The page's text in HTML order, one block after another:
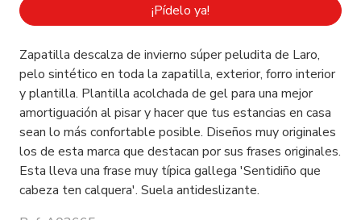
¡Pídelo ya!
Zapatilla descalza de invierno súper peludita de Laro,
pelo sintético en toda la zapatilla, exterior, forro interior
y plantilla. Plantilla acolchada de gel para una mejor
amortiguación al pisar y hacer que tus estancias en casa
sean lo más confortable posible. Diseños muy originales
los de esta marca que destacan por sus frases originales.
Esta lleva una frase muy típica gallega 'Sentidiño que
cabeza ten calquera'. Suela antideslizante.